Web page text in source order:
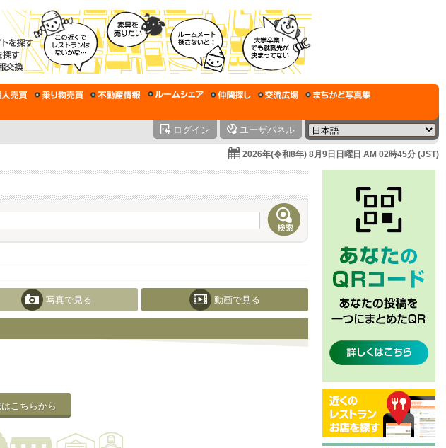
ログイン ユーザパネル
2026年(令和8年) 8月9日日曜日 AM 02時45分 (JST)
写真で見る 動画で見る
こちらから